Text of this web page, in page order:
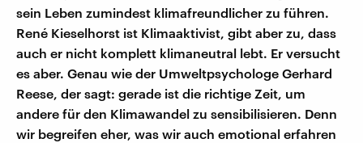
sein Leben zumindest klimafreundlicher zu führen.
René Kieselhorst ist Klimaaktivist, gibt aber zu, dass
auch er nicht komplett klimaneutral lebt. Er versucht
es aber. Genau wie der Umweltpsychologe Gerhard
Reese, der sagt: gerade ist die richtige Zeit, um
andere für den Klimawandel zu sensibilisieren. Denn
wir begreifen eher, was wir auch emotional erfahren